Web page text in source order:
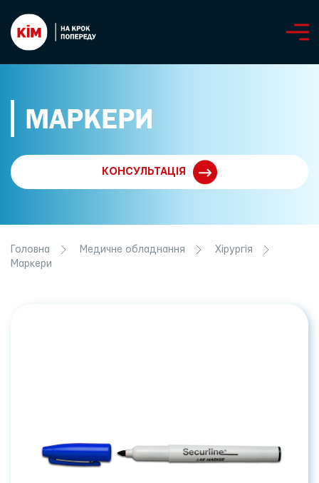
МАРКЕРИ
КОНСУЛЬТАЦІЯ
Головна Медичне обладнання
Хірургія
Маркери